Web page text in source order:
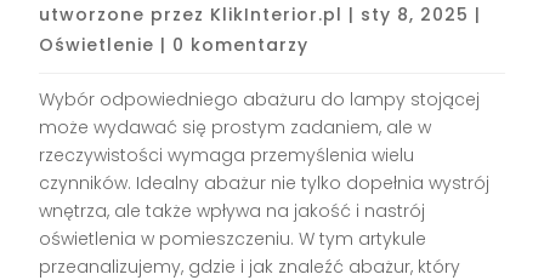
utworzone przez KlikInterior.pl | sty 8, 2025 |
Oświetlenie | 0 komentarzy
Wybór odpowiedniego abażuru do lampy stojącej
może wydawać się prostym zadaniem, ale w
rzeczywistości wymaga przemyślenia wielu
czynników. Idealny abażur nie tylko dopełnia wystrój
wnętrza, ale także wpływa na jakość i nastrój
oświetlenia w pomieszczeniu. W tym artykule
przeanalizujemy, gdzie i jak znaleźć abażur, który